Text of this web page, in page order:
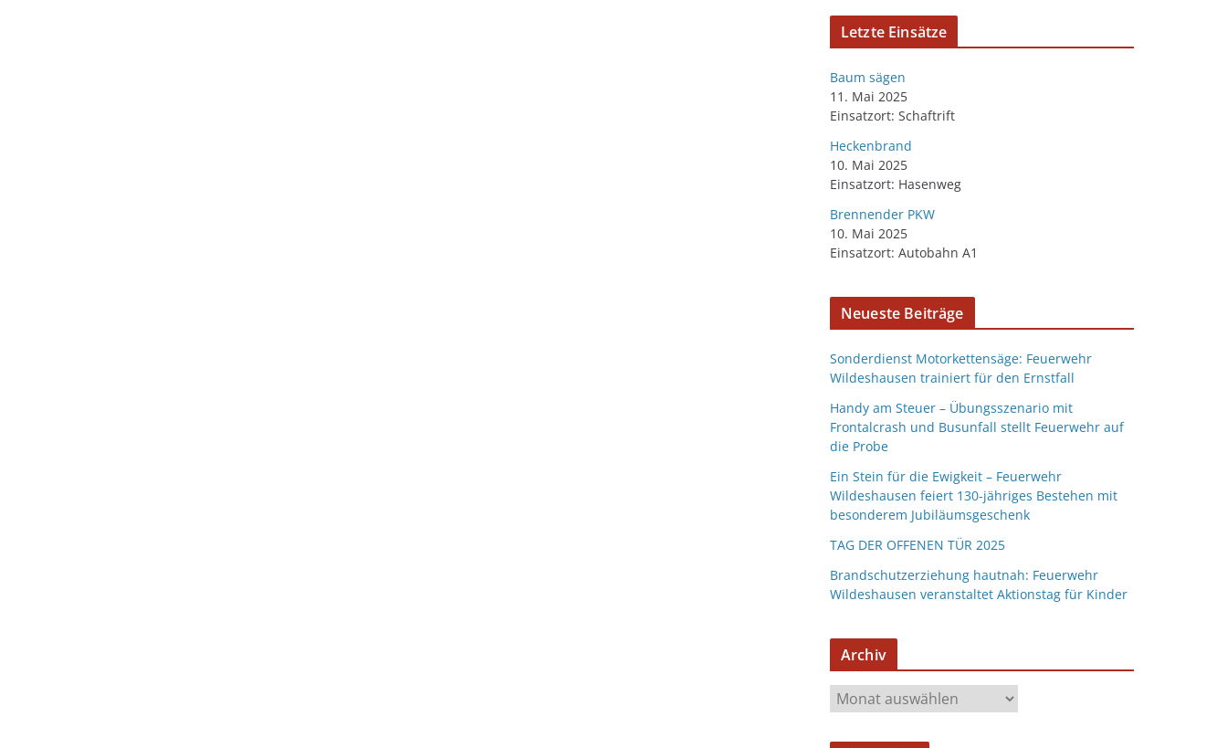
Letzte Einsätze
Baum sägen
11. Mai 2025
Einsatzort: Schaftrift
Heckenbrand
10. Mai 2025
Einsatzort: Hasenweg
Brennender PKW
10. Mai 2025
Einsatzort: Autobahn A1
Neueste Beiträge
Sonderdienst Motorkettensäge: Feuerwehr
Wildeshausen trainiert für den Ernstfall
Handy am Steuer – Übungsszenario mit
Frontalcrash und Busunfall stellt Feuerwehr auf
die Probe
Ein Stein für die Ewigkeit – Feuerwehr
Wildeshausen feiert 130-jähriges Bestehen mit
besonderem Jubiläumsgeschenk
TAG DER OFFENEN TÜR 2025
Brandschutzerziehung hautnah: Feuerwehr
Wildeshausen veranstaltet Aktionstag für Kinder
Archiv